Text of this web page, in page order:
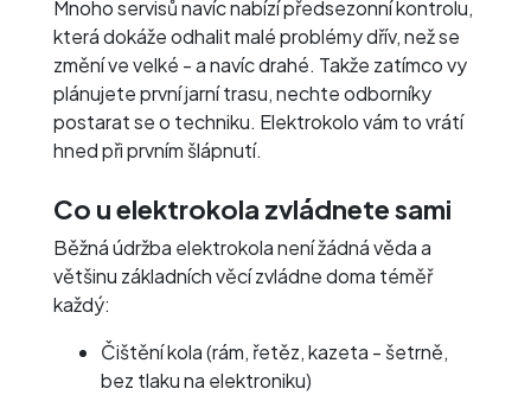
Mnoho servisů navíc nabízí předsezonní kontrolu,
která dokáže odhalit malé problémy dřív, než se
změní ve velké - a navíc drahé. Takže zatímco vy
plánujete první jarní trasu, nechte odborníky
postarat se o techniku. Elektrokolo vám to vrátí
hned při prvním šlápnutí.
Co u elektrokola zvládnete sami
Běžná údržba elektrokola není žádná věda a
většinu základních věcí zvládne doma téměř
každý:
Čištění kola (rám, řetěz, kazeta - šetrně,
bez tlaku na elektroniku)